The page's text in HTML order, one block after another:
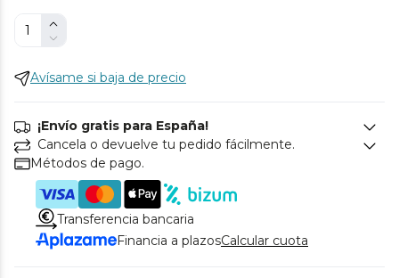
Avísame si baja de precio
¡Envío gratis para España!
Cancela o devuelve tu pedido fácilmente.
Métodos de pago.
Transferencia bancaria
Financia a plazosCalcular cuota